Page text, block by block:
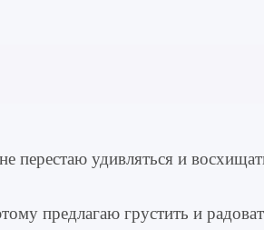
перестаю удивляться и
предлагаю грустить и